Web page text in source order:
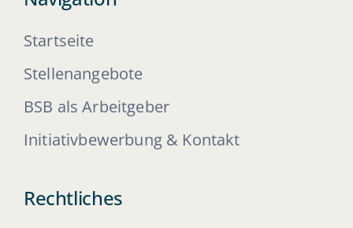
Startseite
Stellenangebote
BSB als Arbeitgeber
Initiativbewerbung & Kontakt
Rechtliches